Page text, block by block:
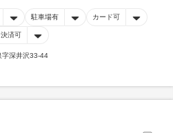
駐車場有 カード可
済可
字深井沢33-44